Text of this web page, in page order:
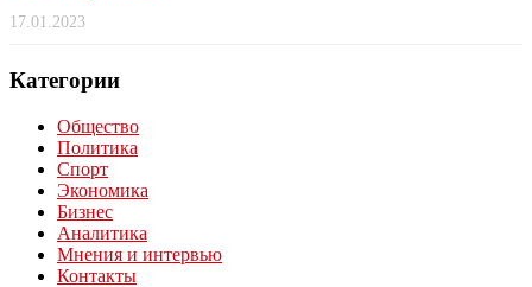
17.01.2023
Категории
Общество
Политика
Спорт
Экономика
Бизнес
Аналитика
Мнения и интервью
Контакты